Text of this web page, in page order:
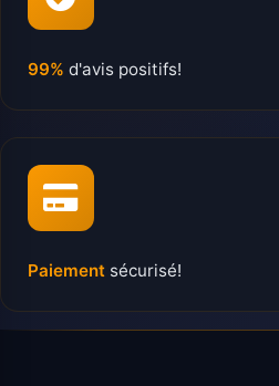
99% d'avis positifs!
Paiement sécurisé!